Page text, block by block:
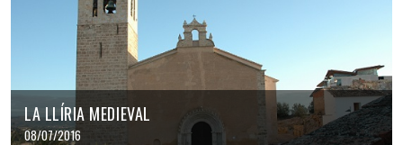
LA LLÍRIA MEDIEVAL
08/07/2016